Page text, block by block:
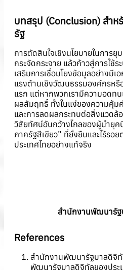
บทสรุป (Conclusion) สำห
รัฐ
การตัดสินใจเชิงนโยบายในการ
กระจัดกระจาย แล้วก้าวสู่การใช้
เสริมการเชื่อมโยงข้อมูลอย่างมี
แรงต้านเชิงวัฒนธรรมองค์กรหรื
แรก แต่หากพวกเรามีความอดท
ผลสัมฤทธิ์ ทั้งในแง่ของความคุ้
และการลดผลกระทบต่อสิ่งแวดล้
วิสัยทัศน์อันกว้างไกลของผู้นำยุ
ภาครัฐสีเขียว” ที่ยั่งยืนและไร้รอ
ประเทศไทยอย่างแท้จริง
สำนักงานพัฒนารัฐ
References
สำนักงานพัฒนารัฐบาลดิจิ
พัฒนารัฐบาลดิจิทัลของประ